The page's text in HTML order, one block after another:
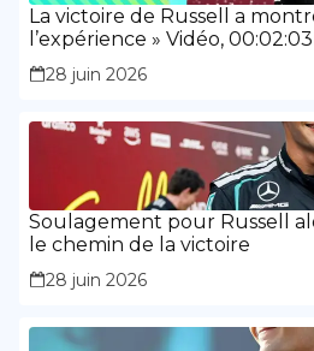
La victoire de Russell a
l’expérience » Vidéo,
Russell a montré « la
28 juin 2026
Soulagement pour Russell
le chemin de la victoire
28 juin 2026